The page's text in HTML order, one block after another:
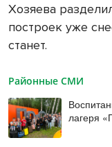
Хозяева
построек уже
станет.
Районные СМИ
лагеря